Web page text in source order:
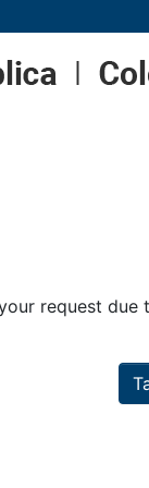
request